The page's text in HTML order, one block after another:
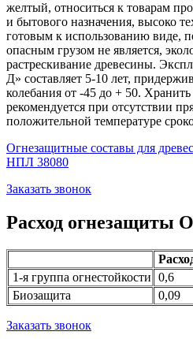
желтый, относиться к товарам
и бытового назначения, высоко
готовым к использованию виде,
опасным грузом не является,
растрескивание древесины.
Д» составляет 5-10 лет,
колебания от -45 до + 50.
рекомендуется при отсутствии
положительной температуре
Огнезащитные составы для
НПЛ 38080
Заказать звонок
Расход огнезащиты
1-я группа огнестойкости 0,6
Биозащита
0,09
Заказать звонок